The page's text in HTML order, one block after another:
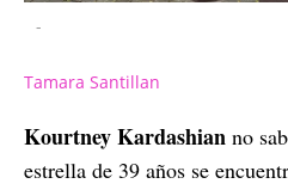
-
Tamara Santillan
Kourtney Kardashian no
estrella de 39 años se